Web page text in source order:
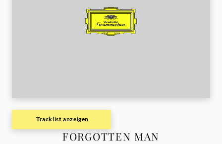
Tracklist anzeigen
FORGOTTEN MAN